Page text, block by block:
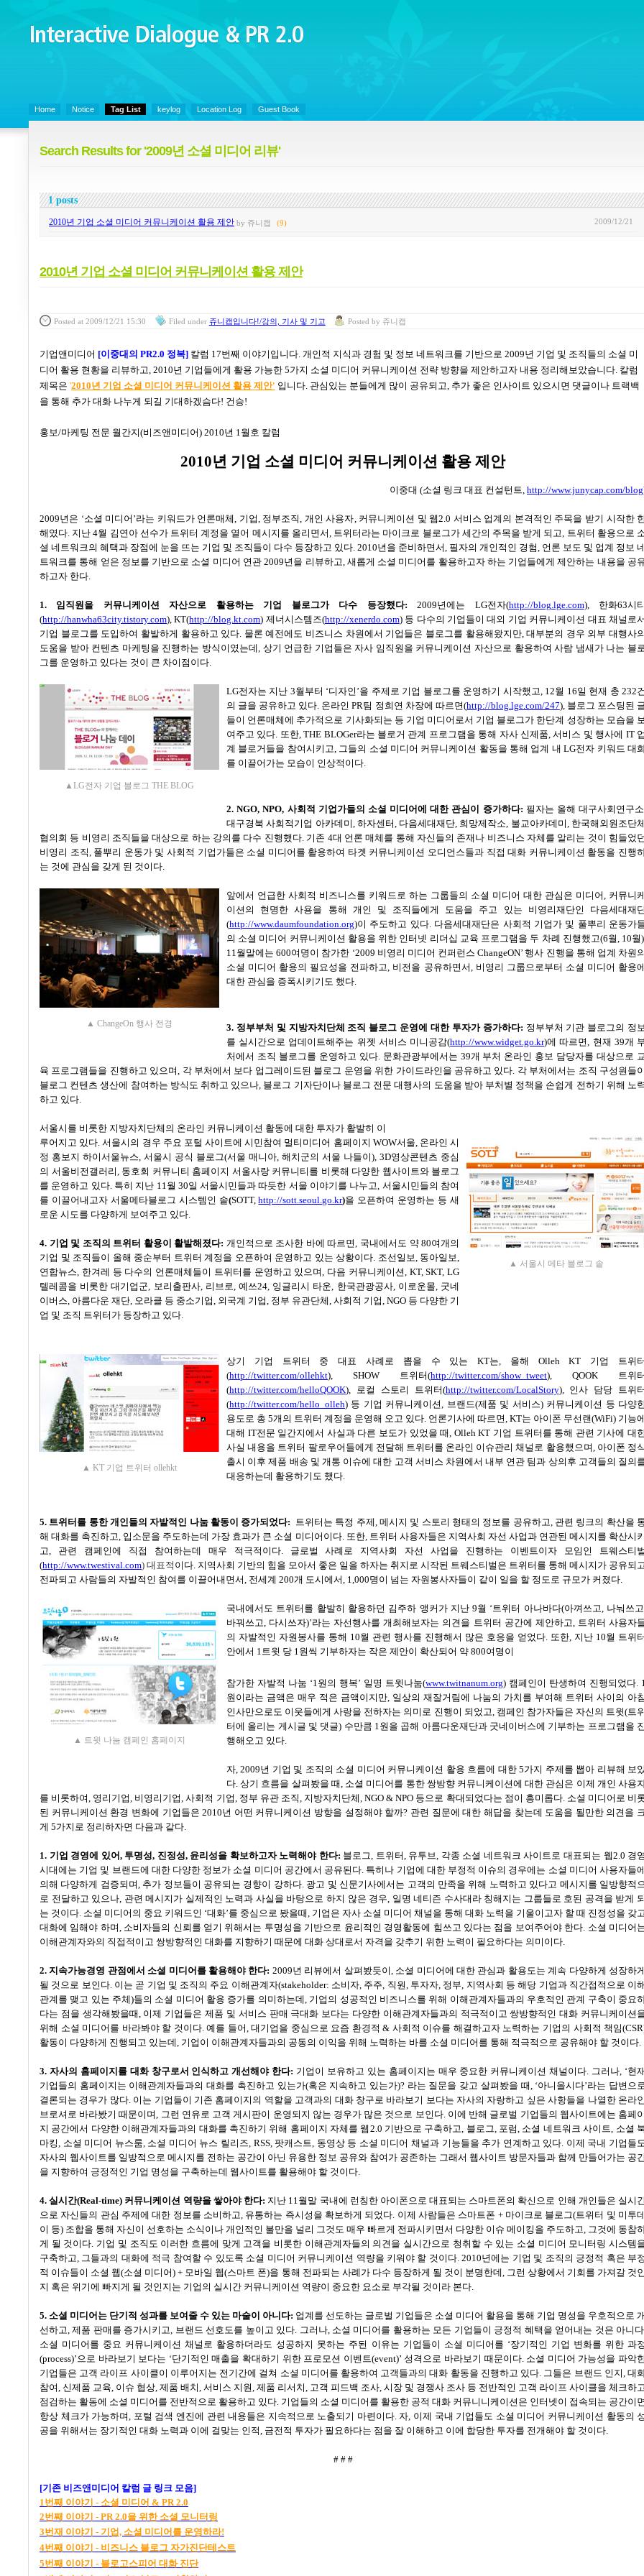
Interactive Dialogue &
PR 2.0
Home Notice Tag List keylog Location Log Guest Book
Search Results for '2009년 소셜 미디어 리뷰'
1 posts
2009/12/21
2010년 기업 소셜 미디어 커뮤니케이션 활용 제안 by 쥬니캡 (9)
2010년 기업 소셜 미디어 커뮤니케이션 활용 제안
Posted at 2009/12/21 15:30 Filed under 쥬니캡입니다!/강의, 기사 및 기고 Posted by 쥬니캡
기업앤미디어 [이중대의 PR2.0 정복] 칼럼 17번째 이야기입니다. 개인적 지식과 경험 및 정보 네트워크를 기반으로 2009년 기업 및 조직들의 소셜 미
디어 활용 현황을 리뷰하고, 2010년 기업들에게 활용 가능한 5가지 소셜 미디어 커뮤니케이션 전략 방향을 제안하고자 내용 정리해보았습니다. 칼럼
제목은 '2010년 기업 소셜 미디어 커뮤니케이션 활용 제안' 입니다. 관심있는 분들에게 많이 공유되고, 추가 좋은 인사이트 있으시면 댓글이나 트랙백
을 통해 추가 대화 나누게 되길 기대하겠슴다! 건승!
홍보/마케팅 전문 월간지(비즈앤미디어) 2010년 1월호 칼럼
2010년 기업 소셜 미디어 커뮤니케이션 활용 제안
이중대 (소셜 링크 대표 컨설턴트, http://www.junycap.com/blog
2009년은 ‘소셜 미디어 ’라는 키워드가 언론매체, 기업, 정부조직, 개인 사용자, 커뮤니케이션 및 웹2.0 서비스 업계의 본격적인 주목을 받기 시작한
해였다. 지난 4월 김 연아선수가 트위터 계정을 열어 메시지를 올리면서, 트위터라는 마이크로 블로그가 세간의 주목을 받게 되고, 트위터 활용으로
셜 네트워크의 혜택과 장점에 눈을 뜨는 기업 및 조직들이 다수 등장하고 있다. 2010년을 준비하면서, 필자의 개인적인 경험, 언론 보도 및 업계 정보 네
트워크를 통해 얻은 정보를 기반으로 소셜 미디어 연관2009년을 리뷰하고, 새롭게 소셜 미디어를 활용하고자 하는 기업들에게 제안하는 내용을 공
하고자 한다.
1. 임직원을 커뮤니케이션 자산으로 활용하는 기업 블로그가 다수 등장했다: 2009년에는 LG전자(http://blog.lge.com), 한화63시티
(http://hanwha63city.tistory.com), KT(http://blog.kt.com) 제너시스템즈(http://xenerdo.com) 등 다수의 기업들이 대외 기업 커뮤니케이션 대표 채널로서
기업 블로그를 도입하여 활발하게 활용하고 있다. 물론 예전에도 비즈니스 차원에서 기업들은 블로그를 활용해왔지만,대부분의 경우 외부 대행사의
도움을 받아 컨텐츠 마케팅을 진행하는 방식이였는데, 상기 언급한 기업들은 자사 임직원을 커뮤니케이션 자산으로 활용하여 사람 냄새가 나는 블
그를 운영하고 있다는 것이 큰 차이점이다.
▲LG전자 기업 블로그 THE BLOG
LG전자는 지난 3월부터 ‘디자인 ’을 주제로 기업 블로그를 운영하기 시작했고, 12월 16일 현재 총 232건
의 글을 공유하고 있다. 온라인 PR팀 정희연 차장에 따르면(http://blog.lge.com/247), 블로그 포스팅된
들이 언론매체에 추가적으로 기사화되는 등 기업 미디어로서 기업 블로그가 한단계 성장하는 모습을
여주고 있다. 또한, THE BLOGer라는 블로거 관계 프로그램을 통해 자사 신제품,서비스 및 행사에 IT 업
계 블로거들을 참여시키고, 그들의 소셜 미디어 커뮤니케이션 활동을 통해 업계 내 LG전자 키워드 대
를 이끌어가는 모습이 인상적이다.
2. NGO, NPO, 사회적 기업가들의 소셜 미디어에 대한 관심이 증가하다: 필자는 올해 대구사회연구소
대구경북 사회적기업 아카데미, 하자센터, 다음세대재단, 희망제작소, 불교아카데미, 한국해외원조단체
협의회 등 비영리 조직들을 대상으로 하는 강의를 다수 진행했다. 기존 4대 언론 매체를 통해 자신들의 존재나 비즈니스 자체를 알리는 것이 힘들었던
비영리 조직, 풀뿌리 운동가 및 사회적 기업가들은 소셜 미디어를 활용하여 타겟 커뮤니케이션 오디언스들과 직접 대화 커뮤니케이션 활동을 진행
는 것에 관심을 갖게 된 것이다.
▲ ChangeOn 행사 전경
앞에서 언급한 사회적 비즈니스를 키워드로 하는 그룹들의 소셜 미디어 대한 관심은 미디어, 커뮤니케
이션의 현명한 사용을 통해 개인 및 조직들에게 도움을 주고 있는 비영리재단인 다음세대재
(http://www.daumfoundation.org)이 주도하고 있다. 다음세대재단은 사회적 기업가 및 풀뿌리 운동가
의 소셜 미디어 커뮤니케이션 활용을 위한 인터넷 리더십 교육 프로그램을 두 차례 진행했고(6월, 10월
11월말에는 600여명이 참가한 ‘2009 비영리 미디어 컨퍼런스 ChangeON’행사 진행을 통해 업계 차원의
소셜 미디어 활용의 필요성을 전파하고, 비전을 공유하면서, 비영리 그룹으로부터 소셜 미디어 활용에
대한 관심을 증폭시키기도 했다.
3. 정부부처 및 지방자치단체 조직 블로그 운영에 대한 투자가 증가하다: 정부부처 기관 블로그의 정
를 실시간으로 업데이트해주는 위젯 서비스 미니공감(http://www.widget.go.kr)에 따르면, 현재 39개
처에서 조직 블로그를 운영하고 있다. 문화관광부에서는 39개 부처 온라인 홍보 담당자를 대상으로
육 프로그램들을 진행하고 있으며, 각 부처에서 보다 업그레이드된 블로그 운영을 위한 가이드라인을 공유하고 있다. 각 부처에서는 조직 구성원들이
블로그 컨텐츠 생산에 참여하는 방식도 취하고 있으나, 블로그 기자단이나 블로그 전문 대행사의 도움을 받아 부처별 정책을 손쉽게 전하기 위해 노력
하고 있다.
서울시를 비롯한 지방자치단체의 온라인 커뮤니케이션 활동에 대한 투자가 활발히 이
▲ 서울시 메타 블로그 솥
루어지고 있다.서울시의 경우 주요 포털 사이트에 시민참여 멀티미디어 홈페이지 WOW서울, 온라인 시
정 홍보지 하이서울뉴스, 서울시 공식 블로그(서울 매니아, 해치군의 서울 나들이), 3D영상콘텐츠 중심
의 서울비전갤러리, 동호회 커뮤니티 홈페이지 서울사랑 커뮤니티를 비롯해 다양한 웹사이트와 블로그
를 운영하고 있다. 특히 지난 11월 30일 서울시민들과 따듯한 서울 이야기를 나누고, 서울시민들의 참여
를 이끌어내고자 서울메타블로그 시스템인 솥(SOTT,http://sott.seoul.go.kr)을 오픈하여 운영하는 등 새
로운 시도를 다양하게 보여주고 있다.
4. 기업 및 조직의 트위터 활용이 활발해졌다: 개인적으로 조사한 바에 따르면, 국내에서도 약80여개의
기업 및 조직들이 올해 중순부터 트위터 계정을 오픈하여 운영하고 있는 상황이다. 조선일보, 동아일보,
연합뉴스, 한겨레 등 다수의 언론매체들이 트위터를 운영하고 있으며, 다음 커뮤니케이션, KT, SKT, LG
텔레콤을 비롯한 대기업군, 보리출판사, 리브로,예쓰24, 잉글리시 타운, 한국관광공사, 이로운몰, 굿네
이버스, 아름다운 재단, 오라클 등 중소기업, 외국계 기업, 정부 유관단체, 사회적 기업, NGO 등 다양한 기
업 및 조직 트위터가 등장하고 있다.
▲ KT 기업 트위터 ollehkt
상기 기업 트위터 중 대표 사례로 뽑을 수 있는 KT는, 올해 Olleh KT 기업 트위터
(http://twitter.com/ollehkt), SHOW 트위터(http://twitter.com/show_tweet), QOOK 트위터
(http://twitter.com/helloQOOK), 로컬 스토리 트위터(http://twitter.com/LocalStory), 인사 담당 트위터
(http://twitter.com/hello_olleh) 등 기업 커뮤니케이션, 브랜드(제품 및 서비스) 커뮤니케이션 등 다양
용도로 총 5개의 트위터 계정을 운영해 오고 있다. 언론기사에 따르면, KT는 아이폰 무선랜(WiFi) 기능에
대해 IT전문 일간지에서 사실과 다른 보도가 있었을 때, Olleh KT 기업 트위터를 통해 관련 기사에 대
사실 내용을 트위터 팔로우어들에게 전달해 트위터를 온라인 이슈관리 채널로 활용했으며, 아이폰 정식
출시 이후 제품 배송 및 개통 이슈에 대한 고객 서비스 차원에서 내부 연관 팀과 상의후 고객들의 질의
대응하는데 활용하기도 했다.
5. 트위터를 통한 개인들의 자발적인 나눔 활동이 증가되었다: 트위터는 특정 주제,메시지 및 스토리 형태의 정보를 공유하고, 관련 링크의 확산을
해 대화를 촉진하고, 입소문을 주도하는데 가장 효과가 큰 소셜 미디어이다. 또한, 트위터 사용자들은 지역사회 자선 사업과 연관된 메시지를 확산시키
고, 관련 캠페인에 직접 참여하는데 매우 적극적이다. 글로벌 사례로 지역사회 자선 사업을 진행하는 이벤트이자 모임인 트웨스티벌
(http://www.twestival.com) 대표적 이다. 지역사회 기반의 힘을 모아서 좋은 일을 하자는 취지로 시작된 트웨스티벌은 트위터를 통해 메시지가 공유되
전파되고 사람들의 자발적인 참여를 이끌어내면서, 전세계 200개 도시에서, 1,000명이 넘는 자원봉사자들이 같이 일을 할 정도로 규모가 커졌다.
▲ 트윗 나눔 캠페인 홈페이지
국내에서도 트위터를 활발히 활용하던 김주하 앵커가 지난9월 ‘트위터 아나바다(아껴쓰고, 나눠쓰고
바꿔쓰고, 다시쓰자)’라는 자선행사를 개최해보자는 의견을 트위터 공간에 제안하고, 트위터 사용자
의 자발적인 자원봉사를 통해 10월 관련 행사를 진행해서 많은 호응을 얻었다. 또한, 지난 10월 트위터
안에서 1트윗 당 1원씩 기부하자는 작은 제안이 확산되어 약 800여명이
참가한 자발적 나눔 ‘1원의 행복’ 일명 트윗나눔(www.twitnanum.org) 캠페인이 탄생하여 진행되었다.
원이라는 금액은 매우 적은 금액이지만, 일상의 재잘거림에 나눔의 가치를 부여해 트위터 사이의 아침
인사만으로도 이웃들에게 사랑을 전하자는 의미로 진행이 되었고, 캠페인 참가자들은 자신의 트윗(트위
터에 올리는 게시글 및 댓글) 수만큼 1원을 곱해 아름다운재단과 굿네이버스에 기부하는 프로그램을 진
행해오고 있다.
자, 2009년 기업 및 조직의 소셜 미디어 커뮤니케이션 활용 흐름에 대한5가지 주제를 뽑아 리뷰해 보
다.상기 흐름을 살펴봤을 때, 소셜 미디어를 통한 쌍방향 커뮤니케이션에 대한 관심은 이제 개인 사용
를 비롯하여, 영리기업, 비영리기업,사회적 기업, 정부 유관 조직, 지방자치단체, NGO & NPO 등으로 확대되었다는 점이 흥미롭다. 소셜 미디어로 비
된 커뮤니케이션 환경 변화에 기업들은2010년 어떤 커뮤니케이션 방향을 설정해야 할까? 관련 질문에 대한 해답을 찾는데 도움을 될만한 의견을
게 5가지로 정리하자면 다음과 같다.
1. 기업 경영에 있어 , 투명성, 진정성, 윤리성을 확보하고자 노력해야 한다: 블로그, 트위터, 유투브, 각종 소셜 네트워크 사이트로 대표되는 웹2.0 경영
시대에는 기업 및 브랜드에 대한 다양한 정보가 소셜 미디어 공간에서 공유된다. 특히나 기업에 대한 부정적 이슈의 경우에는 소셜 미디어 사용자들에
의해 다양하게 검증되며, 추가 정보들이 공유되는 경향이 강하다. 광고 및 신문기사에서는 고객의 만족을 위해 노력하고 있다고 메시지를 일방향적
로 전달하고 있으나, 관련 메시지가 실제적인 노력과 사실을 바탕으로 하지 않은 경우, 일명 네티즌 수사대라 칭해지는 그룹들로 호된 공격을 받게 되
는 것이다. 소셜 미디어의 중요 키워드인 ‘대화’를 중심으로 봤을때, 기업은 자사 소셜 미디어 채널을 통해 대화 노력을 기울이고자 할 때 진정성을 갖
대화에 임해야 하며, 소비자들의 신뢰를 얻기 위해서는 투명성을 기반으로 윤리적인 경영활동에 힘쓰고 있다는 점을 보여주어야 한다. 소셜 미디어
이해관계자와의 직접적이고 쌍방향적인 대화를 지향하기 때문에 대화 상대로서 자격을 갖추기 위한 노력이 필요하다는 의미이다.
2.지속가능경영 관점에서 소셜 미디어를 활용해야 한다: 2009년 리뷰에서 살펴봤듯이, 소셜 미디어에 대한 관심과 활용도는 계속 다양하게 성장하게
될 것으로 보인다. 이는 곧 기업 및 조직의 주요 이해관계자(stakeholder: 소비자, 주주, 직원, 투자자, 정부, 지역사회 등 해당 기업과 직간접적으로 이해
관계를 맺고 있는 주체)들의 소셜 미디어 활용 증가를 의미하는데, 기업의 성공적인 비즈니스를 위해 이해관계자들과의 우호적인 관계 구축이 중요
다는 점을 생각해봤을때, 이제 기업들은 제품 및 서비스 판매 극대화 보다는 다양한 이해관계자들과의 적극적이고 쌍방향적인 대화 커뮤니케이션
위해 소셜 미디어를 바라봐야 할 것이다.예를 들어,대기업을 중심으로 요즘 환경적 & 사회적 이슈를 해결하고자 노력하는 기업의 사회적 책임
활동이 다양하게 진행되고 있는데, 기업이 이해관계자들과의 공동의 이익을 위해 노력하는 바를 소셜 미디어를 통해 적극적으로 공유해야 할 것이다.
3. 자사의 홈페이지를 대화 창구로서 인식하고 개선해야 한다: 기업이 보유하고 있는 홈페이지는 매우 중요한 커뮤니케이션 채널이다. 그러나, ‘현재
기업들의 홈페이지는 이해관계자들과의 대화를 촉진하고 있는가(혹은 지속하고 있는가)? 라는 질문을 갖고 살펴봤을 때, ‘아니올시다’라는 답변으
결론되는 경우가 많다. 이는 기업들이 기존 홈페이지의 역할을 고객과의 대화 창구로 바라보기 보다는 자사의 자랑하고 싶은 사항들을 나열한 온라인
브로셔로 바라봤기 때문이며, 그런 연유로 고객 게시판이 운영되지 않는 경우가 많은 것으로 보인다. 이에 반해 글로벌 기업들의 웹사이트에는 홈페이
지 공간에서 다양한 이해관계자들과의 대화를 촉진하기 위해 홈페이지 자체를 웹 2.0 기반으로 구축하고, 블로그, 포럼, 소셜 네트워크 사이트, 소셜
마킹, 소셜 미디어 뉴스룸, 소셜 미디어 뉴스 릴리즈, RSS,팟캐스트, 동영상 등 소셜 미디어 채널과 기능들을 추가 연계하고 있다. 이제 국내 기업들
자사의 웹사이트를 일방적으로 메시지를 전하는 공간이 아닌 유용한 정보 공유와 참여가 공존하는 그래서 웹사이트 방문자들과 함께 만들어가는 공
을 지향하여 긍정적인 기업 명성을 구축하는데 웹사이트를 활용해야 할 것이다.
4.실시간(Real-time) 커뮤니케이션 역량을 쌓아야 한다: 지난 11월말 국내에 런칭한 아이폰으로 대표되는 스마트폰의 확신으로 인해 개인들은 실시
으로 자신들의 관심 주제에 대한 정보를 소비하고, 유통하는 즉시성을 확보하게 되었다. 이제 사람들은 스마트폰 + 마이크로 블로그(트위터 및 미투데
이 등) 조합을 통해 자신이 선호하는 소식이나 개인적인 불만을 널리 그것도 매우 빠르게 전파시키면서 다양한 이슈 메이킹을 주도하고, 그것에 동참
게 될 것이다. 기업 및 조직도 이러한 흐름에 맞게 고객을 비롯한 이해관계자들의 의견을 실시간으로 청취할 수 있는 소셜 미디어 모니터링 시스템
구축하고, 그들과의 대화에 적극 참여할 수 있도록 소셜 미디어 커뮤니케이션 역량을 키워야 할 것이다. 2010년에는 기업 및 조직의 긍정적 혹은 부정
적 이슈들이 소셜 웹(소셜 미디어) + 모바일 웹(스마트 폰)을 통해 전파되는 사례가 다수 등장하게 될 것이 분명한데, 그런 상황에서 기회를 가져갈 것인
지 혹은 위기에 빠지게 될 것인지는 기업의 실시간 커뮤니케이션 역량이 중요한 요소로 부각될 것이라 본다.
5. 소셜 미디어는 단기적 성과를 보여줄 수 있는 마술이 아니다: 업계를 선도하는 글로벌 기업들은 소셜 미디어 활용을 통해 기업 명성을 우호적으로 개
선하고,제품 판매를 증가시키고, 브랜드 선호도를 높이고 있다. 그러나, 소셜 미디어를 활용하는 모든 기업들이 긍정적 혜택을 얻어내는 것은 아니다
소셜 미디어를 중요 커뮤니케이션 채널로 활용하더라도 성공하지 못하는 주된 이유는 기업들이 소셜 미디어를 ‘장기적인 기업 변화를 위한 과정
(process)’으로 바라보기 보다는 ‘단기적인 매출을 확대하기 위한 프로모션 이벤트(event)’ 성격으로 바라보기 때문이다. 소셜 미디어 가능성을 파악
기업들은 고객 라이프 사이클이 이루어지는 전기간에 걸쳐 소셜 미디어를 활용하여 고객들과의 대화 활동을 진행하고 있다. 그들은 브랜드 인지,대
참여, 신제품 교육, 이슈 협상, 제품 배치, 서비스 지원, 제품 리서치, 고객 피드백 조사, 시장 및 경쟁사 조사 등 전반적인 고객 라이프 사이클을 체크하
점검하는 활동에 소셜 미디어를 전반적으로 활용하고 있다. 기업들의 소셜 미디어를 활용한 공적 대화 커뮤니니케이션은 인터넷이 접속되는 공간이면
항상 체크가 가능하며, 포털 검색 엔진에 관련 내용들은 지속적으로 노출되기 마련이다.자, 이제 국내 기업들도 소셜 미디어 커뮤니케이션 활동의 성
공을 위해서는 장기적인 대화 노력과 이에 걸맞는 인적, 금전적 투자가 필요하다는 점을 잘 이해하고 이에 합당한 투자를 전개해야 할 것이다.
# # #
[기존 비즈앤미디어 칼럼 글 링크 모음]
1번째 이야기 - 소셜 미디어 & PR 2.0
2번째 이야기 - PR 2.0을 위한 소셜 모니터링
3번재 이야기 - 기업, 소셜 미디어를 운영하라!
4번째 이야기 - 비즈니스 블로그 자가진단테스트
5번째 이야기 - 블로고스피어 대화 진단